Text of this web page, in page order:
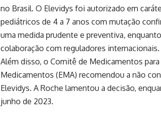
no Brasil. O Elevidys foi autorizado em
pediátricos de 4 a 7 anos com mutação
uma medida prudente e preventiva,
colaboração com reguladores internacionais.
Além disso, o Comitê de Medicamentos
Medicamentos (EMA) recomendou a não
Elevidys. A Roche lamentou a decisão,
junho de 2023.